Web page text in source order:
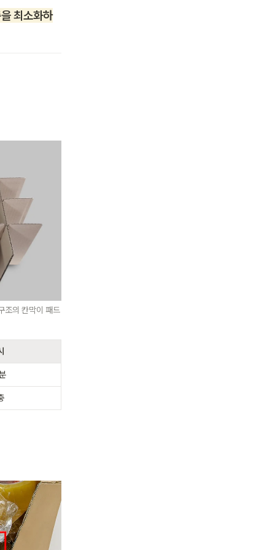
최소화하
조의 칸막이 패드